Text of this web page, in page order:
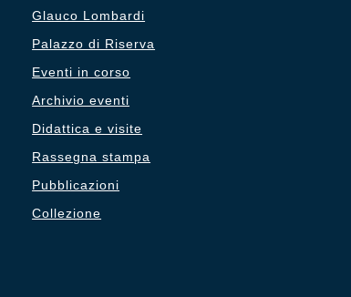
Glauco Lombardi
Palazzo di Riserva
Eventi in corso
Archivio eventi
Didattica e visite
Rassegna stampa
Pubblicazioni
Collezione